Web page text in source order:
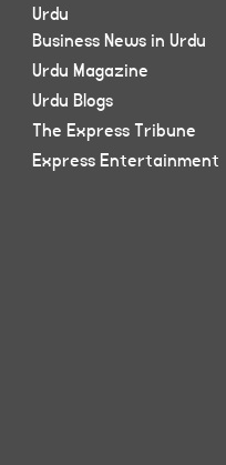
Urdu
Business News in Urdu
Urdu Magazine
Urdu Blogs
The Express Tribune
Express Entertainment